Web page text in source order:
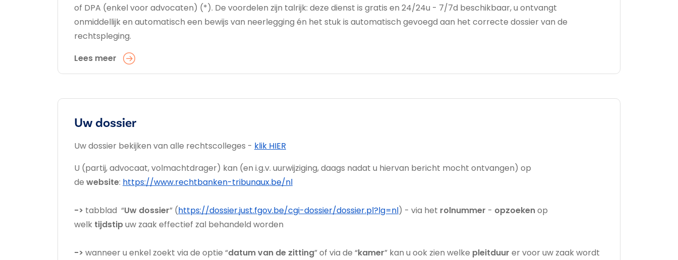
of DPA (enkel voor advocaten) (*). De voordelen zijn talrijk: deze dienst is gratis en 24/24u - 7/7d beschikbaar, u ontvangt
onmiddellijk en automatisch een bewijs van neerlegging én het stuk is automatisch gevoegd aan het correcte dossier van de
rechtspleging.
Lees meer
Uw dossier
Uw dossier bekijken van alle rechtscolleges - klik HIER
U (partij, advocaat, volmachtdrager) kan (en i.g.v. uurwijziging, daags nadat u hiervan bericht mocht ontvangen) op
de website: https://www.rechtbanken-tribunaux.be/nl
-> tabblad “Uw dossier” (https://dossier.just.fgov.be/cgi-dossier/dossier.pl?lg=nl) - via het rolnummer - opzoekenop
welk tijdstipuw zaak effectief zal behandeld worden
-> wanneer u enkel zoekt via de optie “datum van de zitting” of via de “kamer” kan u ook zien welke pleitduur er voor uw zaak wordt